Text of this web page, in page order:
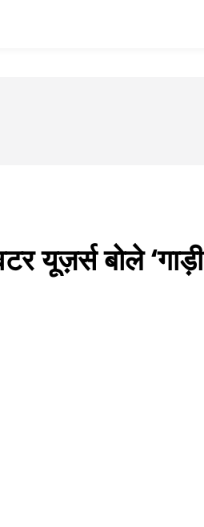
यूज़र्स बोले ‘गाड़ी